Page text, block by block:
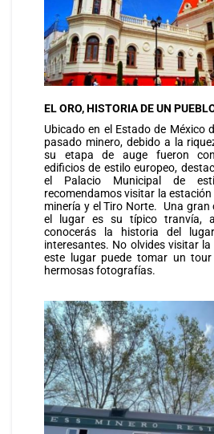
EL ORO, HISTORIA DE UN
Ubicado en el Estado de México
pasado minero, debido a la
su etapa de auge fueron
edificios de estilo europeo,
el Palacio Municipal de
recomendamos visitar la estación
minería y el Tiro Norte. Una gran
el lugar es su típico tranvía,
conocerás la historia del
interesantes. No olvides visitar
este lugar puede tomar un
hermosas fotografías.